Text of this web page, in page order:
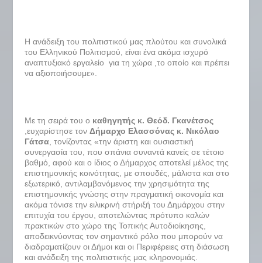
Η ανάδειξη του πολιτιστικού μας πλούτου και συνολικά
του Ελληνικού Πολιτισμού, είναι ένα ακόμα ισχυρό
αναπτυξιακό εργαλείο για τη χώρα ,το οποίο και πρέπει
να αξιοποιήσουμε».
Με τη σειρά του ο καθηγητής κ. Θεόδ. Γκανέτσος
,ευχαρίστησε τονΔήμαρχο Ελασσόνας κ. Νικόλαο
Γάτσα , τονίζοντας «την άριστη και ουσιαστική
συνεργασία του, που σπάνια συναντά κανείς σε τέτοιο
βαθμό, αφού και ο ίδιος ο Δήμαρχος αποτελεί μέλος της
επιστημονικής κοινότητας, με σπουδές, μάλιστα και στο
εξωτερικό, αντιλαμβανόμενος την χρησιμότητα της
επιστημονικής γνώσης στην πραγματική οικονομία και
ακόμα τόνισε την ειλικρινή στήριξή του Δημάρχου στην
επιτυχία του έργου, αποτελώντας πρότυπο καλών
πρακτικών στο χώρο της Τοπικής Αυτοδιοίκησης,
αποδεικνύοντας τον σημαντικό ρόλο που μπορούν να
διαδραματίζουν οι Δήμοι και οι Περιφέρειες στη διάσωση
και ανάδειξη της πολιτιστικής μας κληρονομιάς.